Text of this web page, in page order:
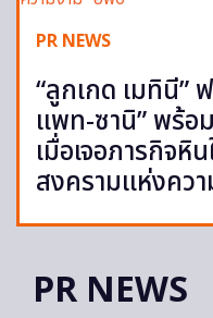
PR NEWS
“ลูกเกด เมทินี”
แพท-ซานิ” พร้อ
เมื่อเจอภารกิจ
สงครามแห่งคว
PR NEWS